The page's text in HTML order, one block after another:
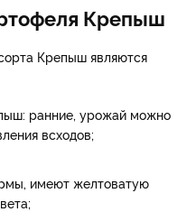
Крепыш
Крепыш являются
ранние, урожай можно
всходов;
имеют желтоватую